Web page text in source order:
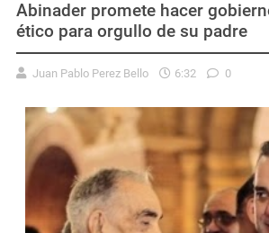
Abinader promete hacer
ético para orgullo de su padre
Juan Pablo Perez Bello 6:32 0